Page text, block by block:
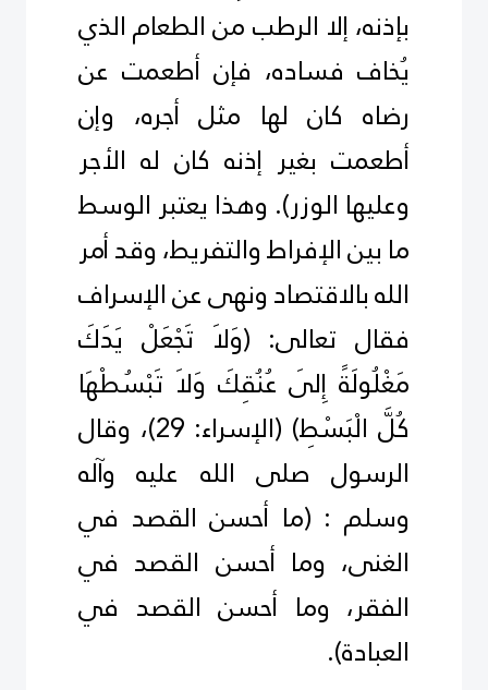
بإذنه، إلا الرطب من الطعام الذي
يُخاف فساده، فإن أطعمت عن
رضاه كان لها مثل أجره، وإن
أطعمت بغير إذنه كان له الأجر
وعليها الوزر). وهذا يعتبر الوسط
ما بين الإفراط والتفريط، وقد أمر
الله بالاقتصاد ونهى عن الإسراف
فقال تعالى: )وَلاَ تَجْعَلْ يَدَكَ
مَغْلُولَةً إِلَى عُنُقِكَ وَلاَ تَبْسُطْهَا
كُلَّ الْبَسْطِ(
(الإسراء: 29)، وقال
الرسول صلى الله عليه وآله
وسلم : (ما أحسن القصد في
الغنى، وما أحسن القصد في
الفقر، وما أحسن القصد في
العبادة).